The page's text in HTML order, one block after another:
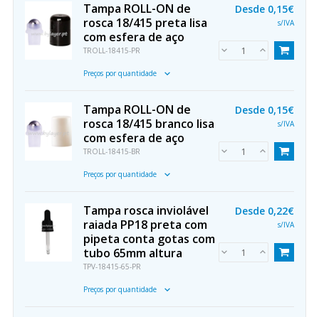
Tampa ROLL-ON de
rosca 18/415 preta lisa
com esfera de aço
TROLL-18415-PR
Preços por quantidade
Desde 0,15€
s/IVA
Tampa ROLL-ON de
rosca 18/415 branco lisa
com esfera de aço
TROLL-18415-BR
Preços por quantidade
Desde 0,15€
s/IVA
Tampa rosca inviolável
raiada PP18 preta com
pipeta conta gotas com
tubo 65mm altura
TPV-18415-65-PR
Preços por quantidade
Desde 0,22€
s/IVA